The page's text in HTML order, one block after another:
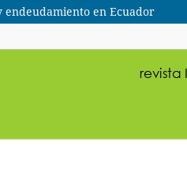
endeudamiento en Ecuador